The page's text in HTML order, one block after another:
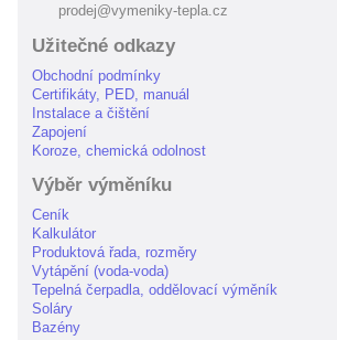
prodej@vymeniky-tepla.cz
Užitečné odkazy
Obchodní podmínky
Certifikáty, PED, manuál
Instalace a čištění
Zapojení
Koroze, chemická odolnost
Výběr výměníku
Ceník
Kalkulátor
Produktová řada, rozměry
Vytápění (voda-voda)
Tepelná čerpadla, oddělovací výměník
Soláry
Bazény